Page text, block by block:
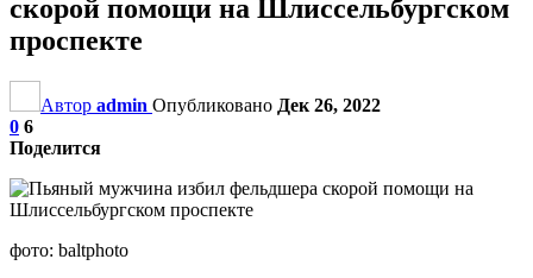
скорой помощи на Шлиссельбургском
проспекте
Автор admin Опубликовано Дек 26, 2022
0 6
Поделится
фото: baltphoto